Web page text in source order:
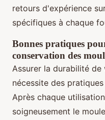
retours d'expérience
spécifiques à chaque
Bonnes pratiques
conservation des
Assurer la durabilité de
nécessite des
Après chaque
soigneusement le